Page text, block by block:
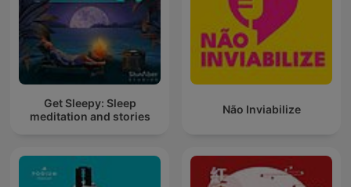
Get Sleepy: Sleep
meditation and stories
Não Inviabilize